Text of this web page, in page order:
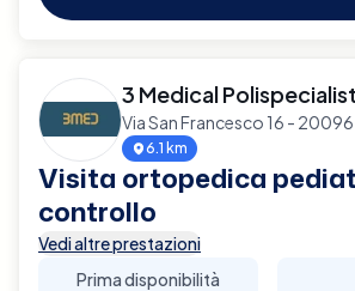
3 Medical
Via San Francesco 16 -
6.1 km
Visita ortopedica
controllo
Vedi altre prestazioni
Prima disponibilità